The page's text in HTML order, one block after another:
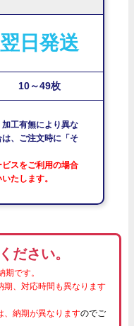
翌日発送
10～49枚
工有無により異な
、ご注文時に「そ
スをご利用の場合
たします。
ださい。
です。
、対応時間も異なります
、納期が異なりますのでご